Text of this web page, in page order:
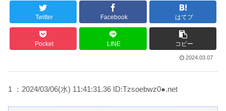
Twitter Facebook はてブ
Pocket LINE コピー
2024.03.07
1 ：2024/03/06(水) 11:41:31.36 ID:Tzsoebwz0●.net